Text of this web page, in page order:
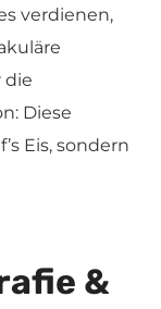
verdienen,
die
Diese
Eis, sondern
&